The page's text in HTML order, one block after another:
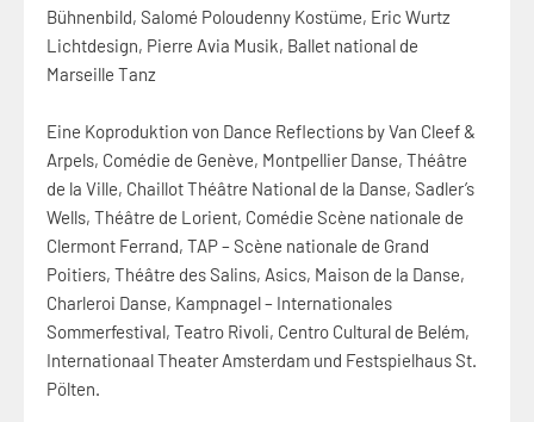
Bühnenbild, Salomé Poloudenny Kostüme, Eric Wurtz
Lichtdesign, Pierre Avia Musik, Ballet national de
Marseille Tanz
Eine Koproduktion von Dance Reflections by Van Cleef &
Arpels, Comédie de Genève, Montpellier Danse, Théâtre
de la Ville, Chaillot Théâtre National de la Danse, Sadler’s
Wells, Théâtre de Lorient, Comédie Scène nationale de
Clermont Ferrand, TAP – Scène nationale de Grand
Poitiers, Théâtre des Salins, Asics, Maison de la Danse,
Charleroi Danse, Kampnagel – Internationales
Sommerfestival, Teatro Rivoli, Centro Cultural de Belém,
Internationaal Theater Amsterdam und Festspielhaus St.
Pölten.